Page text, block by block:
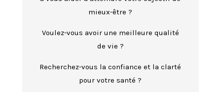
mieux-être ?
Voulez-vous avoir une meilleure qualité
de vie ?
Recherchez-vous la confiance et la clarté
pour votre santé ?